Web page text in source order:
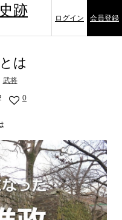
跡
ログイン 会員登録
は
武将
0